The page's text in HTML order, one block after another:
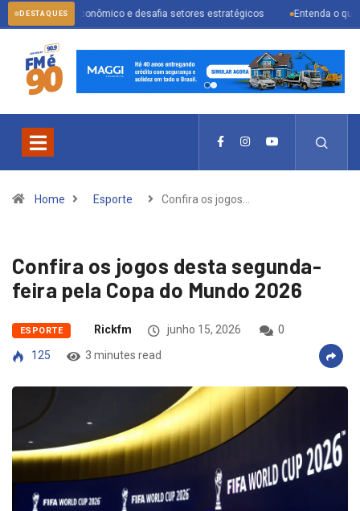
DESTAQUES
econômico e desafia setores estratégicos Entenda o que muda com
Home Esporte Confira os jogos…
Confira os jogos desta segunda-
feira pela Copa do Mundo 2026
ESPORTE Rickfm junho 15, 2026
0
125
3 minutes read